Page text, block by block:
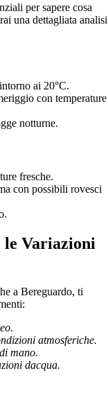
per sapere cosa
una dettagliata analisi
ai 20°C.
con temperature
notturne.
fresche.
con possibili rovesci
Variazioni
a Bereguardo, ti
atmosferiche.
mano.
dacqua.